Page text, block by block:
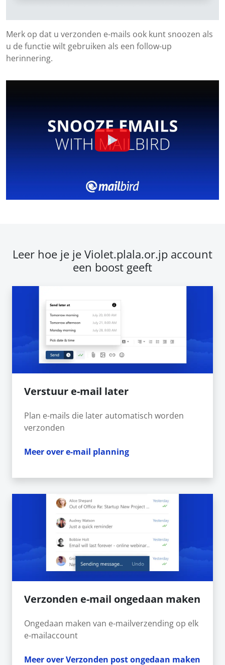
Merk op dat u verzonden e-mails ook kunt snoozen als
u de functie wilt gebruiken als een follow-up
herinnering.
Leer hoe je je Violet.plala.or.jp account
een boost geeft
Verstuur e-mail later
Plan e-mails die later automatisch worden
verzonden
Meer over e-mail planning
Verzonden e-mail ongedaan maken
Ongedaan maken van e-mailverzending op elk
e-mailaccount
Meer over Verzonden post ongedaan maken